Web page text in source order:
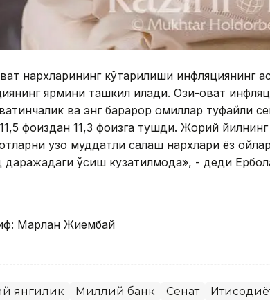
нархларининг кўтарилиши инфляциянинг
ярмини ташкил қилади. Озиқ-овқат
ва энг барқарор омиллар туфайли
фоиздан 11,3 фоизга тушди. Жорий
узоқ муддатли сақлаш нархлари ёз
даражадаги ўсиш кузатилмоқда», - деди
Марлан Жиембай
янгилик Миллий банк Сенат